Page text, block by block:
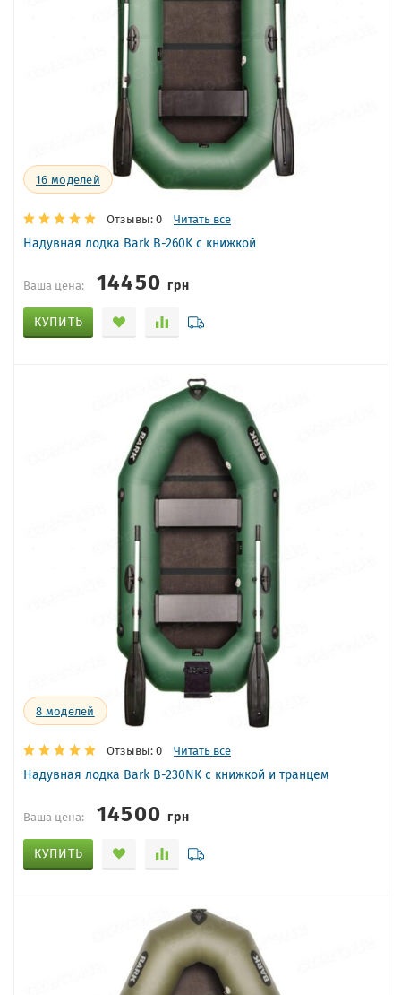
16 моделей
Отзывы: 0 Читать все
Надувная лодка Bark B-260K с книжкой
Ваша цена: 14450грн
КУПИТЬ
8 моделей
Отзывы: 0 Читать все
Надувная лодка Bark B-230NK с книжкой и транцем
Ваша цена: 14500грн
КУПИТЬ